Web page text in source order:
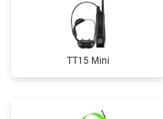
TT15 Mini